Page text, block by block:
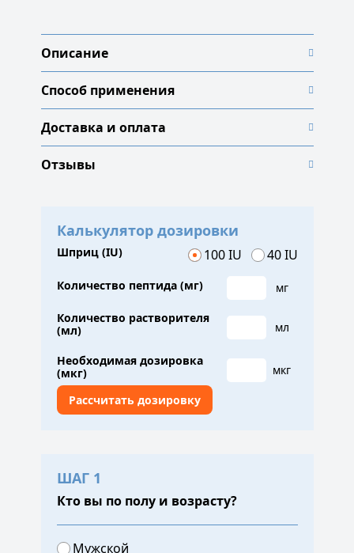
Описание
Способ применения
Доставка и оплата
Отзывы
Калькулятор дозировки
Шприц (IU) 100 IU 40 IU
Количество пептида (мг)
мг
Количество растворителя
(мл)
мл
Необходимая дозировка
(мкг)
мкг
ШАГ 1
Кто вы по полу и возрасту?
Мужской